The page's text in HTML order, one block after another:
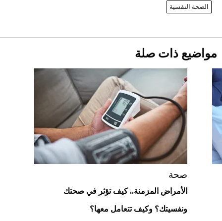
أغلى 10 عطور في العالم للرجال تمنحك فخامة
استثنائية
Comeback" في جدة (فيديو)
2026-07-25
الصحة النفسية
مواضيع ذات صلة
صحة
الأمراض المزمنة.. كيف تؤثر في صحتك
ونفسيتك؟ وكيف تتعامل معها؟